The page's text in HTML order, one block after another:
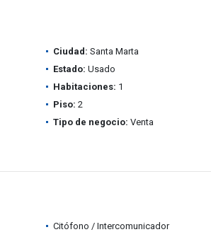
Ciudad: Santa Marta
Estado: Usado
Habitaciones: 1
Piso: 2
Tipo de negocio: Venta
Citófono / Intercomunicador